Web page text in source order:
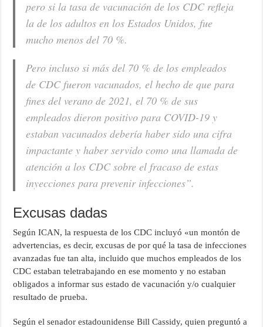
pero si la tasa de vacunación de los CDC refleja
la de los adultos en los Estados Unidos, fue
mucho menos del 70 %.
Pero incluso si más del 70 % de los empleados
de CDC fueron vacunados, el hecho de que para
fines del verano de 2021, el 70 % de sus
empleados dieron positivo para COVID-19 y
estaban vacunados debería haber sido una cifra
impactante y haber servido como una llamada de
atención a los CDC sobre el fracaso de estas
inyecciones para prevenir infecciones”.
Excusas dadas
Según ICAN, la respuesta de los CDC incluyó «un montón de
advertencias, es decir, excusas de por qué la tasa de infecciones
avanzadas fue tan alta, incluido que muchos empleados de los
CDC estaban teletrabajando en ese momento y no estaban
obligados a informar sus estado de vacunación y/o cualquier
resultado de prueba.
Según el senador estadounidense Bill Cassidy, quien preguntó a